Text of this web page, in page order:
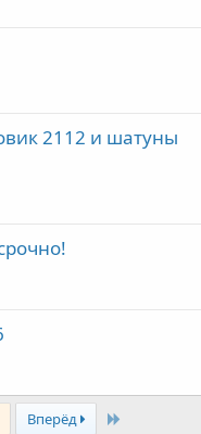
2112 и шатуны
Вперёд